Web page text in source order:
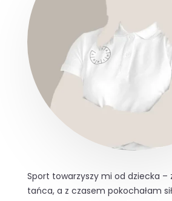
Sport towarzyszy mi od dziecka –
tańca, a z czasem pokochałam